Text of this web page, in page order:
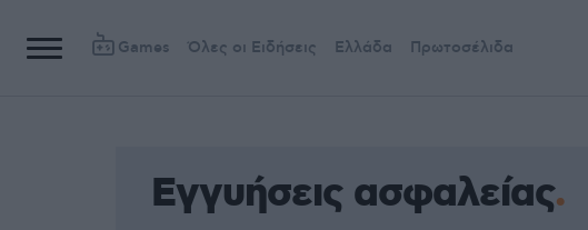
Games Όλες οι Ειδήσεις Ελλάδα Πρωτοσέλιδα
Εγγυήσεις ασφαλείας